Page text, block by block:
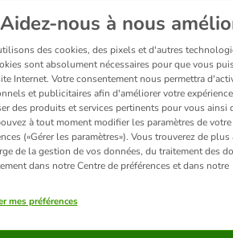
Aidez-nous à nous
des cookies, des pixels et d'autres
sont absolument nécessaires pour que vous
Internet. Votre consentement nous permettra
et publicitaires afin d'améliorer votre
des produits et services pertinents pour vous ainsi
à tout moment modifier les paramètres de
(«Gérer les paramètres»). Vous trouverez de
de la gestion de vos données, du traitement des
dans notre Centre de préférences et dans notre
mes préférences